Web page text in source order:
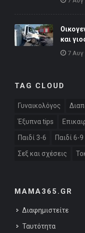
και
7 Αυγ
TAG CLOUD
Γυναικολόγος
Έξυπνα tips
Παιδί 3-6 Παιδί 6-9
Σεξ και σχέσεις
MAMA365.GR
Διαφημιστείτε
Ταυτότητα